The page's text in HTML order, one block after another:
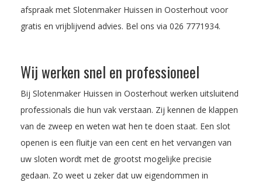
afspraak met Slotenmaker Huissen in Oosterhout voor
gratis en vrijblijvend advies. Bel ons via 026 7771934.
Wij werken snel en professioneel
Bij Slotenmaker Huissen in Oosterhout werken uitsluitend
professionals die hun vak verstaan. Zij kennen de klappen
van de zweep en weten wat hen te doen staat. Een slot
openen is een fluitje van een cent en het vervangen van
uw sloten wordt met de grootst mogelijke precisie
gedaan. Zo weet u zeker dat uw eigendommen in